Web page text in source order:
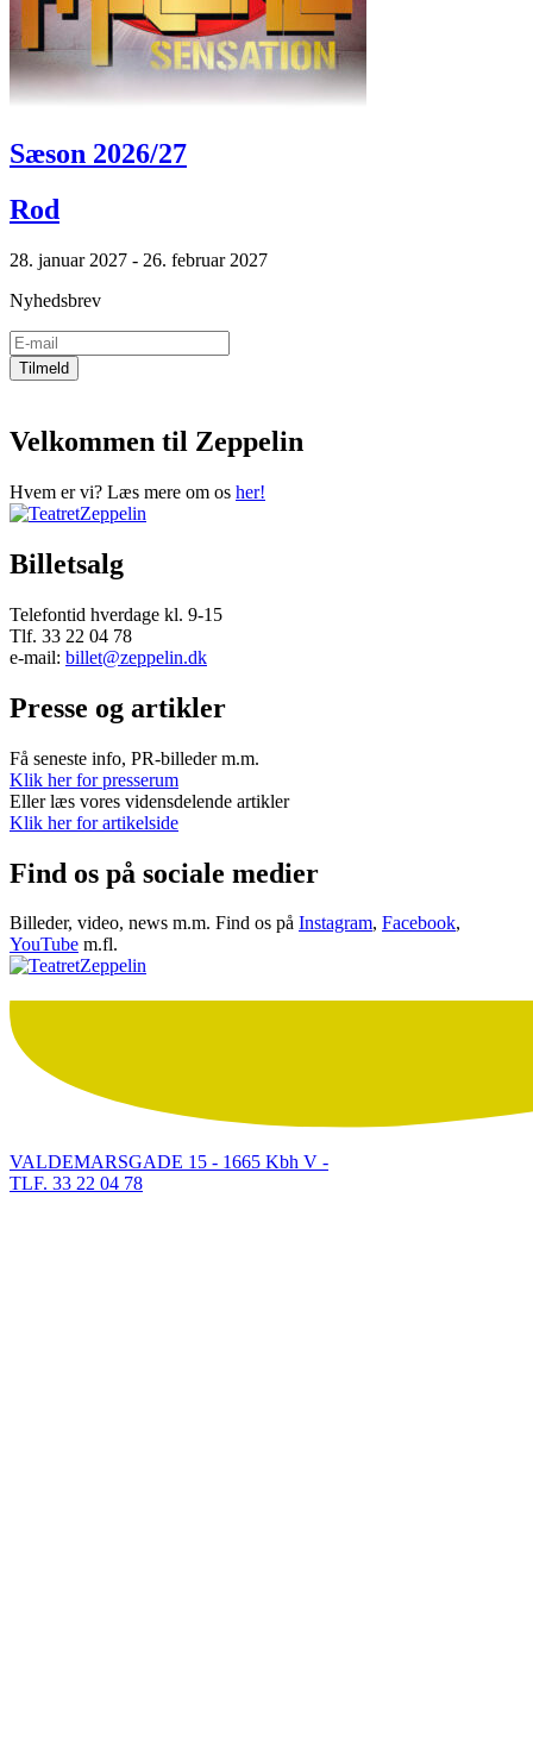
Sæson 2026/27
Rod
28. januar 2027 - 26. februar 2027
Nyhedsbrev
Velkommen til Zeppelin
Hvem er vi? Læs mere om os her!
Billetsalg
Telefontid hverdage kl. 9-15
Tlf. 33 22 04 78
e-mail: billet@zeppelin.dk
Presse og artikler
Få seneste info, PR-billeder m.m.
Klik her for presserum
Eller læs vores vidensdelende artikler
Klik her for artikelside
Find os på sociale medier
Billeder, video, news m.m. Find os på Instagram, Facebook,
YouTube m.fl.
VALDEMARSGADE 15 - 1665 Kbh V -
TLF. 33 22 04 78